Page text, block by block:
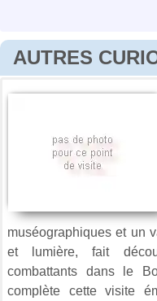
AUTRES
muséographiques et un
et lumière, fait
combattants dans le
complète cette visite